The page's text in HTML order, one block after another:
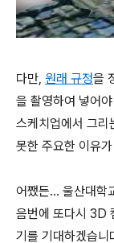
다만, 원래 규정을
을 촬영하여 넣어
스케치업에서 그리
못한 주요한 이유
어쨌든... 울산대학
음번에 또다시 3D
기를 기대하겠습니